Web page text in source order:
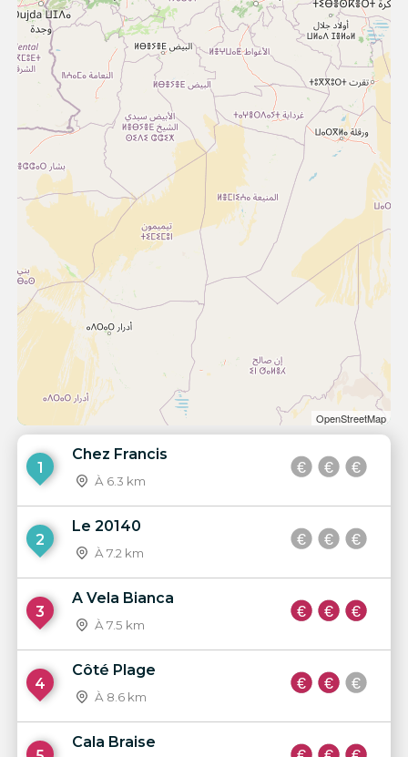
OpenStreetMap
1
Chez Francis
À 6.3 km
2
Le 20140
À 7.2 km
3
A Vela Bianca
À 7.5 km
4
Côté Plage
À 8.6 km
Cala Braise